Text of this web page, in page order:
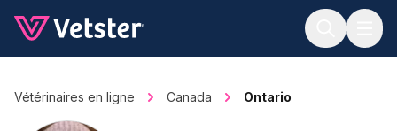
Vétérinaires en ligne Canada Ontario